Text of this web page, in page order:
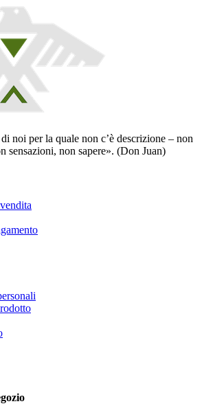
noi per la quale non c’è descrizione – non
sensazioni, non sapere». (Don Juan)